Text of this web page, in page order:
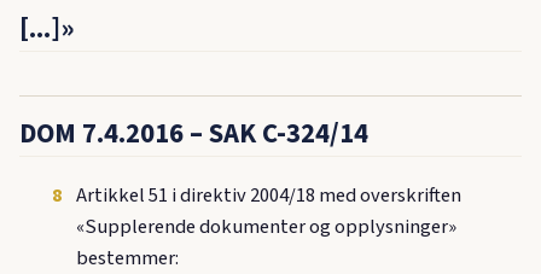
[...]»
DOM 7.4.2016 – SAK C-324/14
8 Artikkel 51 i direktiv 2004/18 med overskriften
«Supplerende dokumenter og opplysninger»
bestemmer: